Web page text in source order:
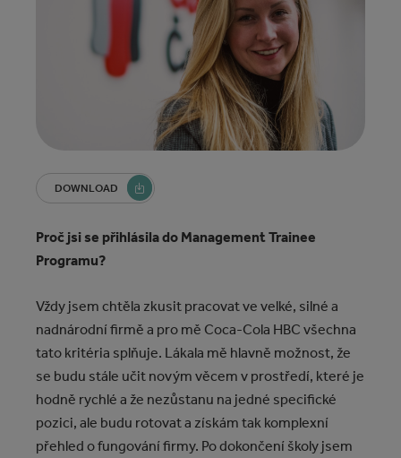
DOWNLOAD
Proč jsi se přihlásila do Management Trainee
Programu?
Vždy jsem chtěla zkusit pracovat ve velké, silné a
nadnárodní firmě a pro mě Coca‑Cola HBC všechna
tato kritéria splňuje. Lákala mě hlavně možnost, že
se budu stále učit novým věcem v prostředí, které je
hodně rychlé a že nezůstanu na jedné specifické
pozici, ale budu rotovat a získám tak komplexní
přehled o fungování firmy. Po dokončení školy jsem